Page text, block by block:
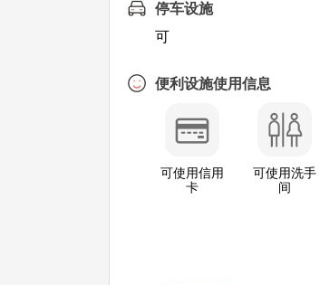
停车设施
可
便利设施使用信息
可使用信用
卡
可使用洗手
间